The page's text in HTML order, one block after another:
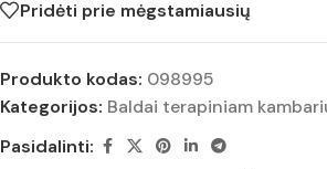
Pridėti prie mėgstamiausių
Produkto kodas: 098995
Kategorijos: Baldai terapiniam
Pasidalinti: